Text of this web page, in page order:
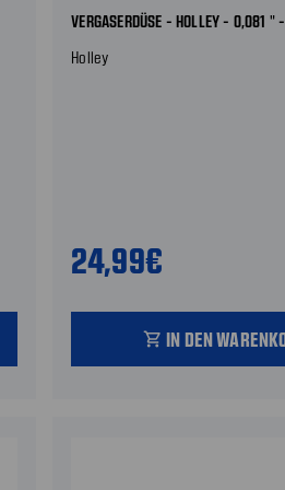
VERGASERDÜSE - HOLLEY - 0,081 "
Holley
24,99€
shopping_cart IN DEN